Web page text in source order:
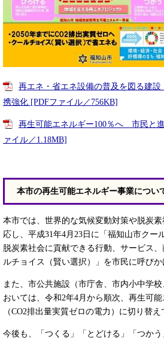
再エネ・省エネ設備の普及を図る建
携強化 [PDFファイル／756KB]
再生可能エネルギー100％へ 市民と
ァイル／1.18MB]
本市の再生可能エネルギー事業につい
本市では、世界的な気候変動対策や脱炭
応し、平成31年4月23日に「福知山市クー
脱炭素社会に貢献できる行動、サービス
ルチョイス（賢い選択）」を市民に呼びか
また、市公共施設（市庁舎、市内小中学
おいては、令和2年4月から順次、再生可
（CO2排出量実質ゼロの電力）に切り替え
今後も、「つくる」「とどける」「つか